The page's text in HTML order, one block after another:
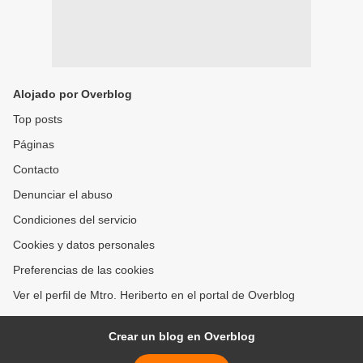
Alojado por Overblog
Top posts
Páginas
Contacto
Denunciar el abuso
Condiciones del servicio
Cookies y datos personales
Preferencias de las cookies
Ver el perfil de Mtro. Heriberto en el portal de Overblog
Crear un blog en Overblog